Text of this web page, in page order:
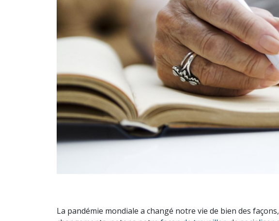
La pandémie mondiale a changé notre vie de bien des